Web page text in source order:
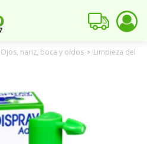
Ojos, nariz, boca y oídos > Limpieza del